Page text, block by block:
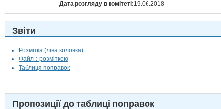
Дата розгляду в комітеті:19.06.2018
Звіти
Розмітка (ліва колонка)
Файл з розміткою
Таблиця поправок
Пропозиції до таблиці поправок